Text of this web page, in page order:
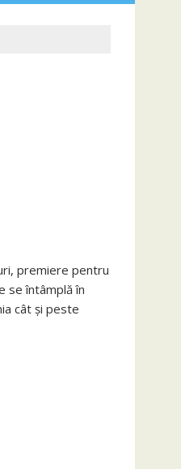
premiere pentru
se întâmplă în
cât și peste